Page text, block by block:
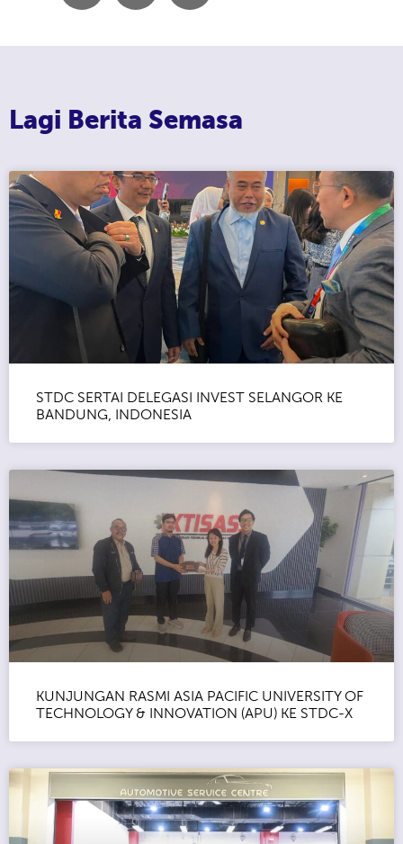
Lagi Berita Semasa
STDC SERTAI DELEGASI INVEST SELANGOR KE
BANDUNG, INDONESIA
KUNJUNGAN RASMI ASIA PACIFIC UNIVERSITY OF
TECHNOLOGY & INNOVATION (APU) KE STDC-X